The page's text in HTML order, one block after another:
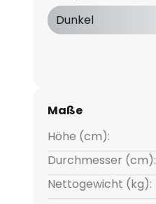
Dunkel
Maße
Höhe (cm):
Durchmesser (cm):
Nettogewicht (kg):